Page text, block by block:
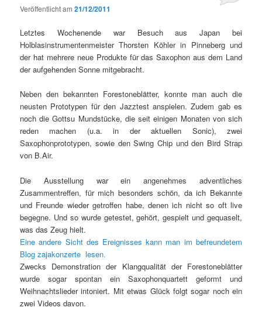
Veröffentlicht am21/12/2011
Letztes Wochenende war Besuch aus Japan bei
Holblasinstrumentenmeister Thorsten Köhler in Pinneberg und
der hat mehrere neue Produkte für das Saxophon aus dem Land
der aufgehenden Sonne mitgebracht.
Neben den bekannten Forestoneblätter, konnte man auch die
neusten Prototypen für den Jazztest anspielen. Zudem gab es
noch die Gottsu Mundstücke, die seit einigen Monaten von sich
reden machen (u.a. in der aktuellen Sonic), zwei
Saxophonprototypen, sowie den Swing Chip und den Bird Strap
von B.Air.
Die Ausstellung war ein angenehmes adventliches
Zusammentreffen, für mich besonders schön, da ich Bekannte
und Freunde wieder getroffen habe, denen ich nicht so oft live
begegne. Und so wurde getestet, gehört, gespielt und gequaselt,
was das Zeug hielt.
Eine andere Sicht des Ereignisses kann man im befreundetem
Blog zajakonzerte lesen.
Zwecks Demonstration der Klangqualität der Forestoneblätter
wurde sogar spontan ein Saxophonquartett geformt und
Weihnachtslieder intoniert. Mit etwas Glück folgt sogar noch ein
zwei Videos davon.